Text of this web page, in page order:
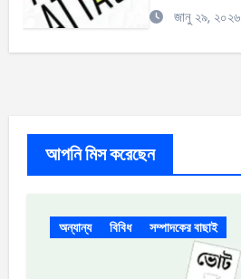
জানু ২৯, ২০২৬
আপনি মিস করেছেন
অন্যান্য বিবিধ সম্পাদকের বাছাই